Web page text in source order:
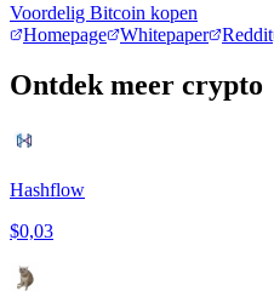
Voordelig Bitcoin kopen
Homepage
Whitepaper Reddit
Ontdek meer crypto
Hashflow
$0,03